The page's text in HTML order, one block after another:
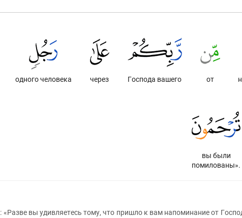
от
Господа вашего
через
одного человека
вы были
помилованы».
: «Разве вы удивляетесь тому, что пришло к вам напоминание от